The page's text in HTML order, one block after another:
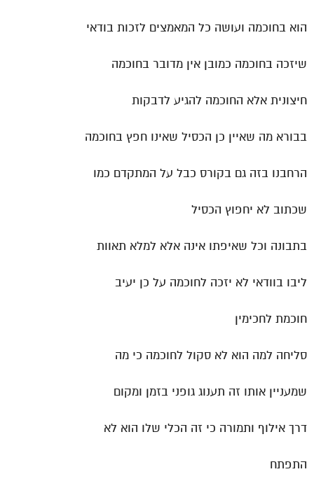
הוא בחוכמה ועושה כל המאמצים לזכות בודאי
שיזכה בחוכמה כמובן אין מדובר בחוכמה
חיצונית אלא החוכמה להגיע לדבקות
בבורא מה שאיין כן הכסיל שאינו חפץ בחוכמה
הרחבנו בזה גם בקורס כבל על המתקדם כמו
שכתוב לא יחפוץ הכסיל
בתבונה וכל שאיפתו אינה אלא למלא תאוות
ליבו בוודאי לא יזכה לחוכמה על כן יעיב
חוכמת לחכימין
סליחה למה הוא לא סקול לחוכמה כי מה
שמעניין אותו זה תענוג גופני בזמן ומקום
דרך אילוף ותמורה כי זה הכלי שלו הוא לא
התפתח